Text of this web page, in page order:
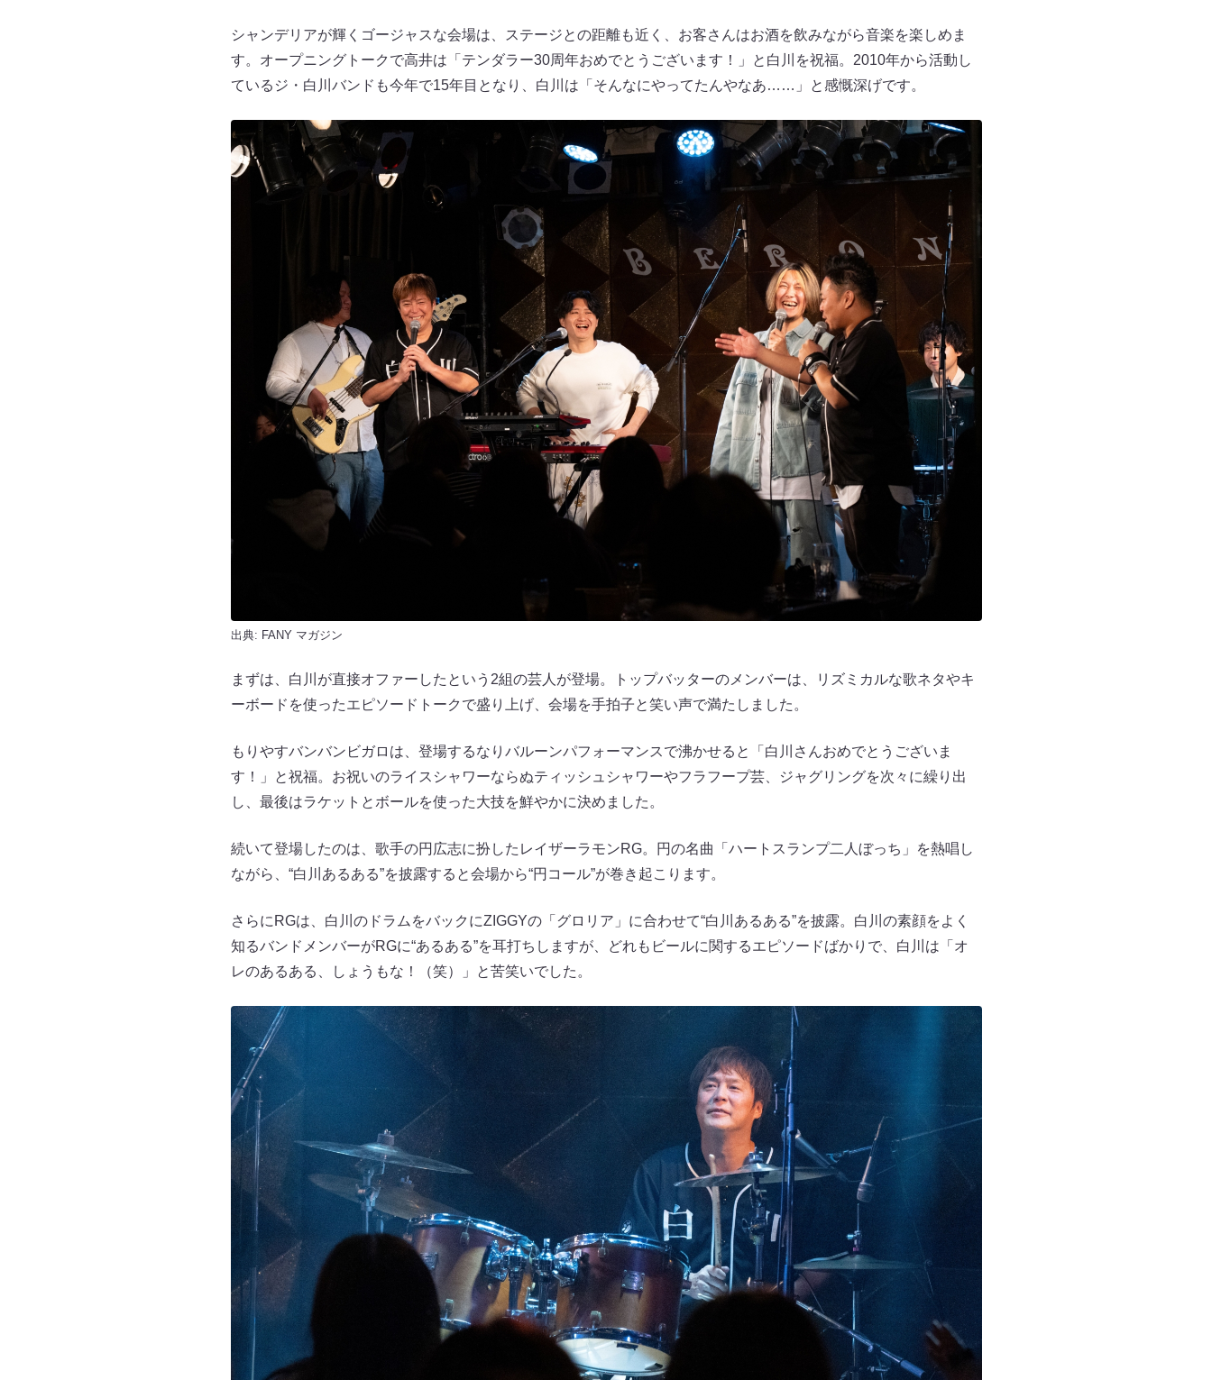
シャンデリアが輝くゴージャスな会場は、ステージとの距離も近く、お客さんはお酒を飲みながら音楽を楽しめま
す。オープニングトークで高井は「テンダラー30周年おめでとうございます！」と白川を祝福。2010年から活動し
ているジ・白川バンドも今年で15年目となり、白川は「そんなにやってたんやなあ……」と感慨深げです。
出典: FANY マガジン
まずは、白川が直接オファーしたという2組の芸人が登場。トップバッターのメンバーは、リズミカルな歌ネタやキ
ーボードを使ったエピソードトークで盛り上げ、会場を手拍子と笑い声で満たしました。
もりやすバンバンビガロは、登場するなりバルーンパフォーマンスで沸かせると「白川さんおめでとうございま
す！」と祝福。お祝いのライスシャワーならぬティッシュシャワーやフラフープ芸、ジャグリングを次々に繰り出
し、最後はラケットとボールを使った大技を鮮やかに決めました。
続いて登場したのは、歌手の円広志に扮したレイザーラモンRG。円の名曲「ハートスランプ二人ぼっち」を熱唱し
ながら、“白川あるある”を披露すると会場から“円コール”が巻き起こります。
さらにRGは、白川のドラムをバックにZIGGYの「グロリア」に合わせて“白川あるある”を披露。白川の素顔をよく
知るバンドメンバーがRGに“あるある”を耳打ちしますが、どれもビールに関するエピソードばかりで、白川は「オ
レのあるある、しょうもな！（笑）」と苦笑いでした。